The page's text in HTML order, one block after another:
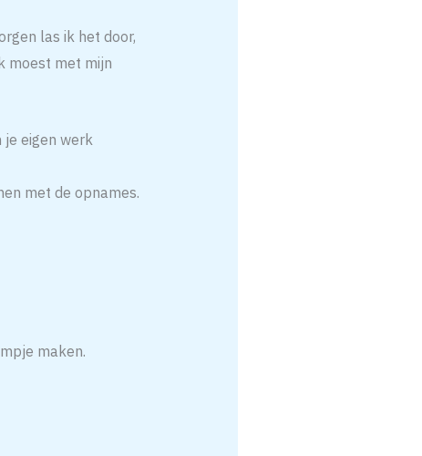
las ik het door,
moest met mijn
je eigen werk
met de opnames.
maken.